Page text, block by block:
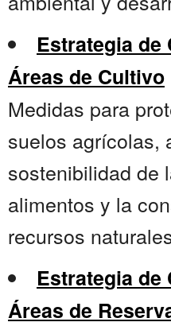
Estrategia de
Áreas de Cultivo
Medidas para
suelos agrícolas,
sostenibilidad de
alimentos y la
recursos
Estrategia de
Áreas de